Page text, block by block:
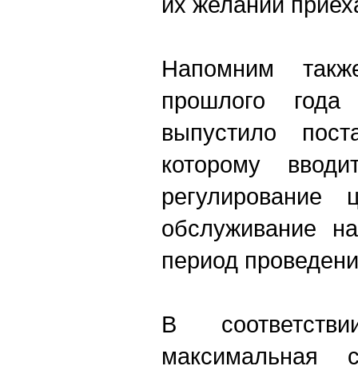
Напомним
прошлого
выпустило
которому
регулирование
обслуживание
период
В
максимальная